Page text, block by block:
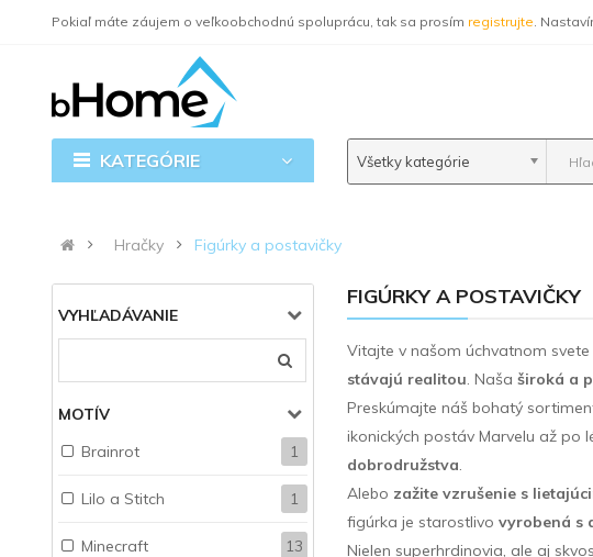
Pokiaľ máte záujem o veľkoobchodnú spoluprácu, tak sa prosím registrujte.
KATEGÓRIE Všetky kategórie
Hračky Figúrky a postavičky
VYHĽADÁVANIE
MOTÍV
Brainrot
1
Lilo a Stitch 1
Minecraft 13
FIGÚRKY A POSTAVIČKY
Vitajte v našom úchvatnom svete
stávajú realitou. Naša široká a
Preskúmajte náš bohatý
ikonických postáv Marvelu až po
dobrodružstva.
Alebo zažite vzrušenie s
figúrka je starostlivo vyrobená s
Nielen superhrdinovia, ale aj